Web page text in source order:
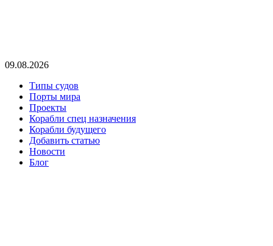
09.08.2026
Типы судов
Порты мира
Проекты
Корабли спец назначения
Корабли будущего
Добавить статью
Новости
Блог